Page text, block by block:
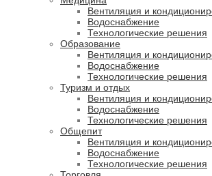
Вентиляция и
Водоснабжение
Технологические решения
Образование
Вентиляция и
Водоснабжение
Технологические решения
Туризм и отдых
Вентиляция и
Водоснабжение
Технологические решения
Общепит
Вентиляция и
Водоснабжение
Технологические решения